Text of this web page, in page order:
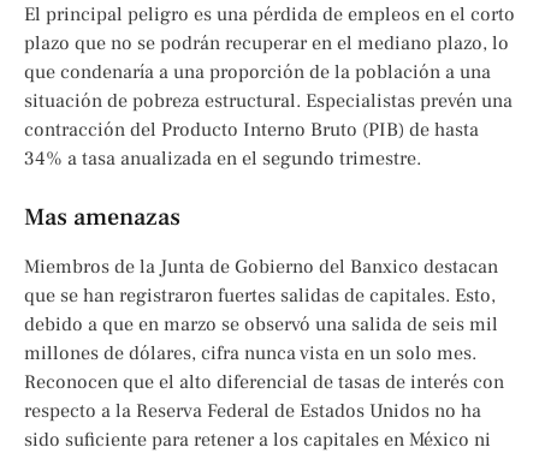
El principal peligro es una pérdida de empleos en el corto
plazo que no se podrán recuperar en el mediano plazo, lo
que condenaría a una proporción de la población a una
situación de pobreza estructural. Especialistas prevén una
contracción del Producto Interno Bruto (PIB) de hasta
34% a tasa anualizada en el segundo trimestre.
Mas amenazas
Miembros de la Junta de Gobierno del Banxico destacan
que se han registraron fuertes salidas de capitales. Esto,
debido a que en marzo se observó una salida de seis mil
millones de dólares, cifra nunca vista en un solo mes.
Reconocen que el alto diferencial de tasas de interés con
respecto a la Reserva Federal de Estados Unidos no ha
sido suficiente para retener a los capitales en México ni